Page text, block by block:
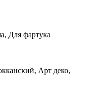
Для фартука
Арт деко,